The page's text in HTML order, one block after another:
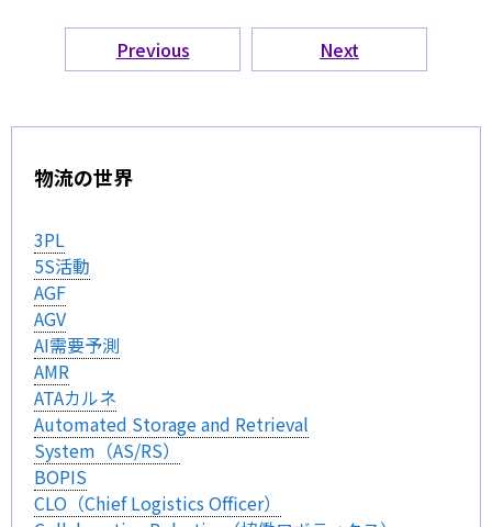
Previous Next
物流の世界
3PL
5S活動
AGF
AGV
AI需要予測
AMR
ATAカルネ
Automated Storage and Retrieval
System（AS/RS）
BOPIS
CLO（Chief Logistics Officer）